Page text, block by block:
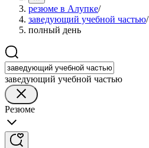
резюме в Алупке/
заведующий учебной частью/
полный день
заведующий учебной частью
Резюме